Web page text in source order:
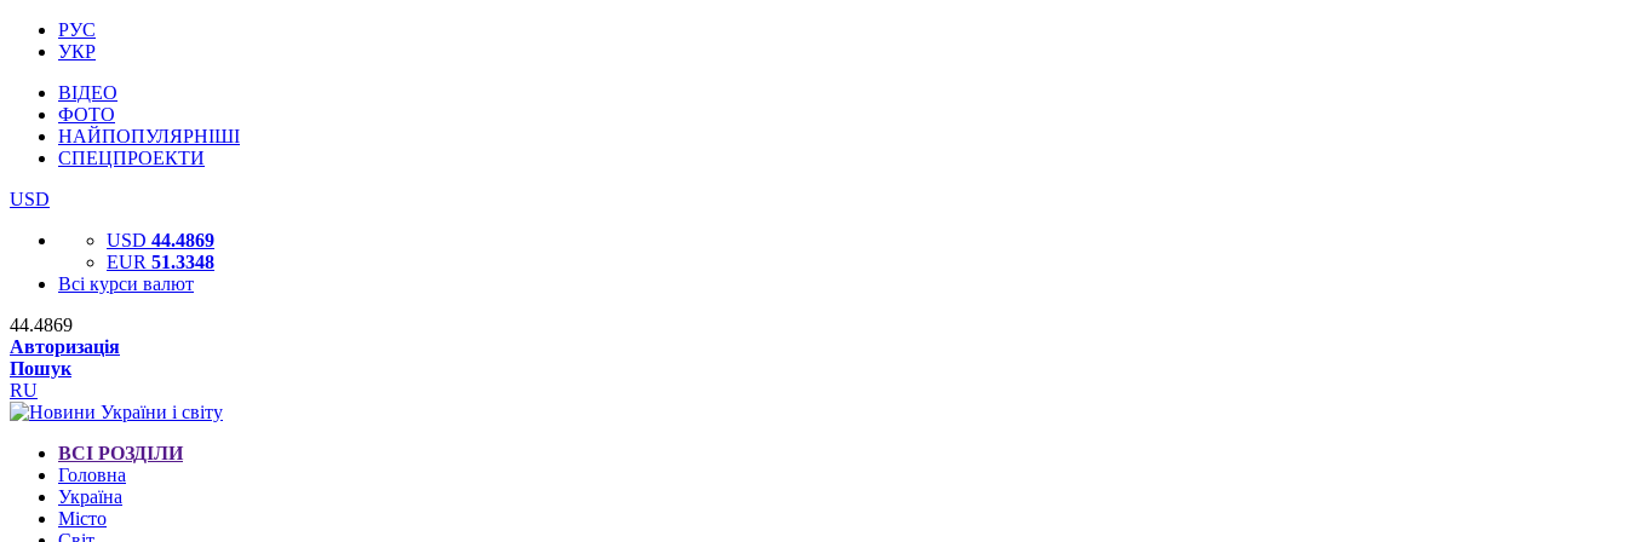
РУС
УКР
ВІДЕО
ФОТО
НАЙПОПУЛЯРНІШІ
СПЕЦПРОЕКТИ
USD
USD 44.4869
EUR 51.3348
Всі курси валют
44.4869
Авторизація
Пошук
RU
ВСІ РОЗДІЛИ
Головна
Україна
Місто